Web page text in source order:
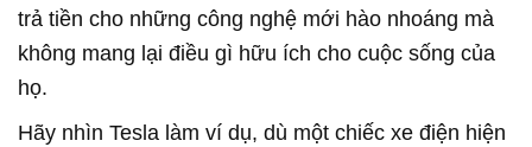
trả tiền cho những công nghệ mới hào nhoáng mà
không mang lại điều gì hữu ích cho cuộc sống của
họ.
Hãy nhìn Tesla làm ví dụ, dù một chiếc xe điện hiện